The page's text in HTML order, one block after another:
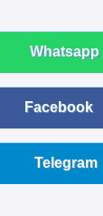
Whatsapp
Facebook
Telegram